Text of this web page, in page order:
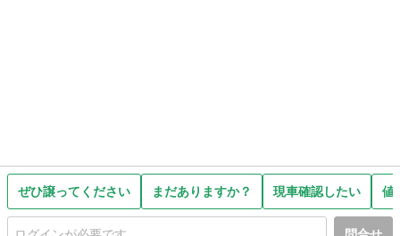
ぜひ譲ってください まだありますか？ 現車確認したい 値